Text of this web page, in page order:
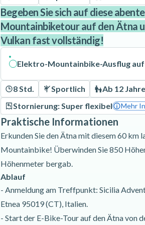
Begeben Sie sich auf diese
Mountainbiketour auf den Ätna
Vulkan fast vollständig!
Elektro-Mountainbike-Ausflug
8 Std. Sportlich
Ab 12
Stornierung: Super flexibel
Mehr
Praktische Informationen
Erkunden Sie den Ätna mit diesem 60 km
Mountainbike! Überwinden Sie 850
Höhenmeter bergab.
Ablauf
- Anmeldung am Treffpunkt: Sicilia
Etnea 95019 (CT), Italien.
- Start der E-Bike-Tour auf den Ätna von